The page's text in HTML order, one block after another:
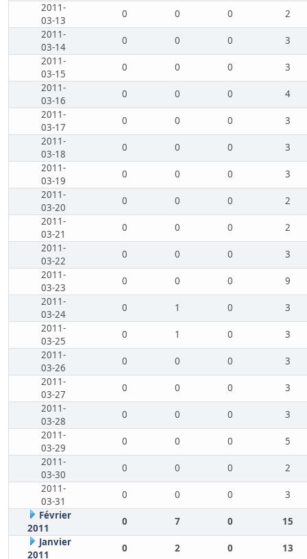
2011-
03-13
0 0 0
2
2011-
03-14
0 0 0
3
2011-
03-15
0 0 0
3
2011-
03-16
0 0 0
4
2011-
03-17
0 0 0
3
2011-
03-18
0 0 0
3
2011-
03-19
0 0 0
3
2011-
03-20
0 0 0
2
2011-
03-21
0 0 0
2
2011-
03-22
0 0 0
3
2011-
03-23
0 0 0
9
2011-
03-24
0 1 0
3
2011-
03-25
0 1 0
3
2011-
03-26
0 0 0
3
2011-
03-27
0 0 0
3
2011-
03-28
0 0 0
3
2011-
03-29
0 0 0
5
2011-
03-30
0 0 0
2
2011-
03-31
0 0 0
3
Février
2011
0 7 0
15
Janvier
2011
0 2 0 13